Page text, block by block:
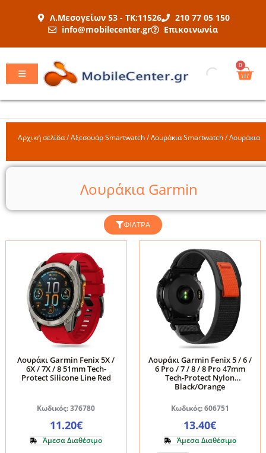
Λ.Μεσογείων 53 - ΤΚ:11526
210 77 05 150
info@mobilecenter.gr
Επικοινωνία
0
Αρχική σελίδα/Αξεσουάρ Smartwatch/Λουράκια Smartwatch/Λουράκια
Λουράκια Garmin
ΦΊΛΤΡΑ
Λουράκι Garmin Fenix 5X /
6X / 7X / 8 51mm Tech-
Protect Silicone Line Red
Κωδικός: 376780
11.20€
Άμεσα Διαθέσιμο
Λουράκι Garmin Fenix 5 / 6 /
6 Pro / 7 / 8 / 8 Pro 47mm
Tech-Protect Nylon
Black/Orange
Κωδικός: 606751
13.40€
Άμεσα Διαθέσιμο